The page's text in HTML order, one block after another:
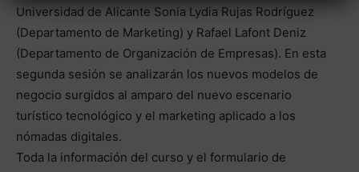
Universidad de Alicante Sonia Lydia Rujas Rodríguez
(Departamento de Marketing) y Rafael Lafont Deniz
(Departamento de Organización de Empresas). En esta
segunda sesión se analizarán los nuevos modelos de
negocio surgidos al amparo del nuevo escenario
turístico tecnológico y el marketing aplicado a los
nómadas digitales.
Toda la información del curso y el formulario de